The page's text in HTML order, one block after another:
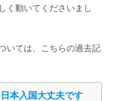
く動いてくださいまし
いては、こちらの過去記
本入国大丈夫です